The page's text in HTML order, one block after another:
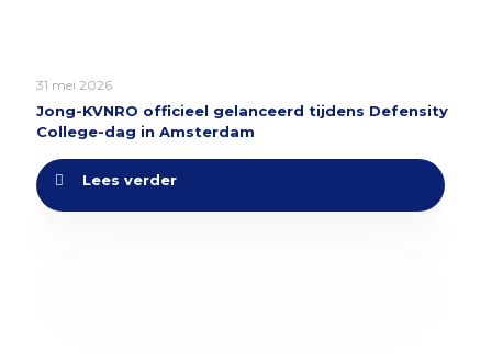
31 mei 2026
Jong-KVNRO officieel gelanceerd tijdens Defensity
College-dag in Amsterdam
Lees verder